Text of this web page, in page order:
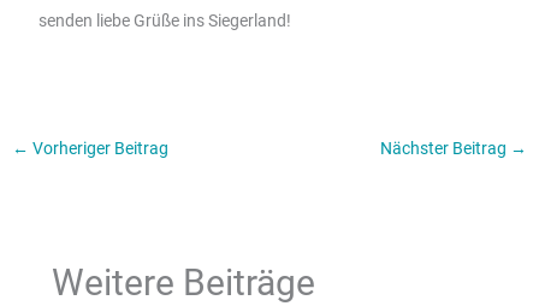
senden liebe Grüße ins Siegerland!
← Vorheriger Beitrag Nächster Beitrag →
Weitere Beiträge